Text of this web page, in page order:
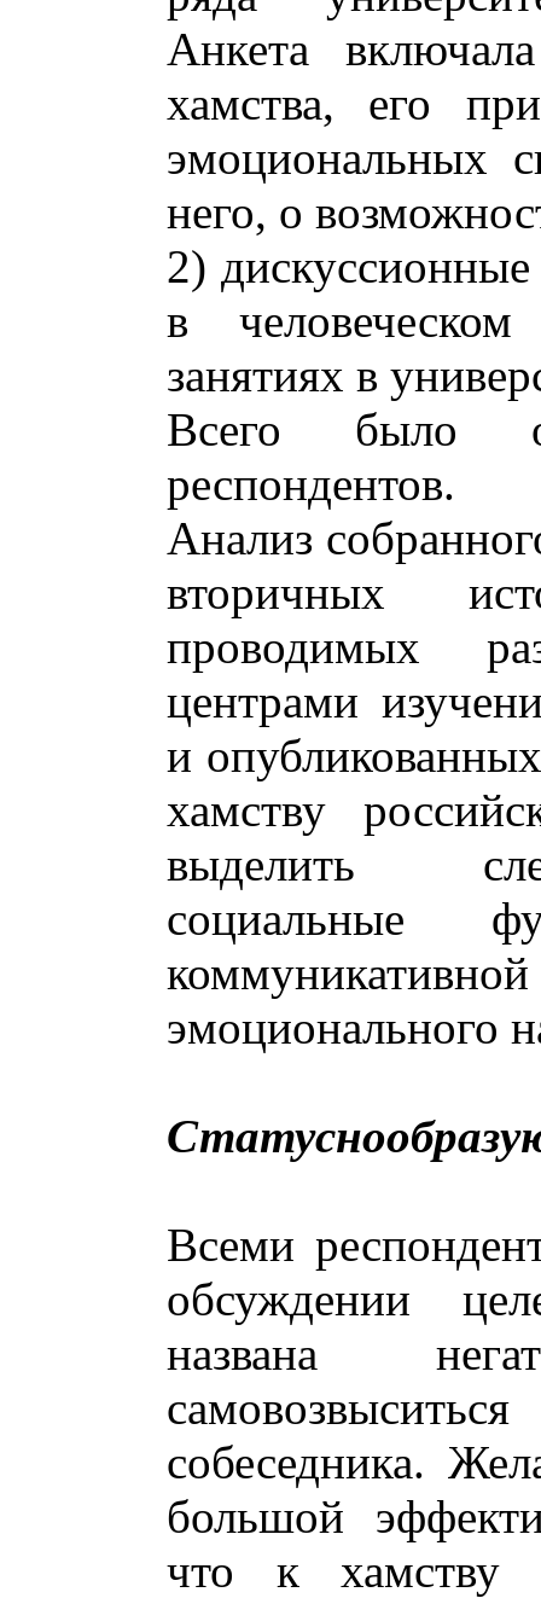
Анкета
хамства, его
эмоциональных
него, о
2)
в
занятиях в
Всего было
респондентов.
Анализ
вторичных
проводимых
центрами
и
хамству
выделить
социальные
эмоционального
Всеми
обсуждении
названа
собеседника.
большой
что к хамству